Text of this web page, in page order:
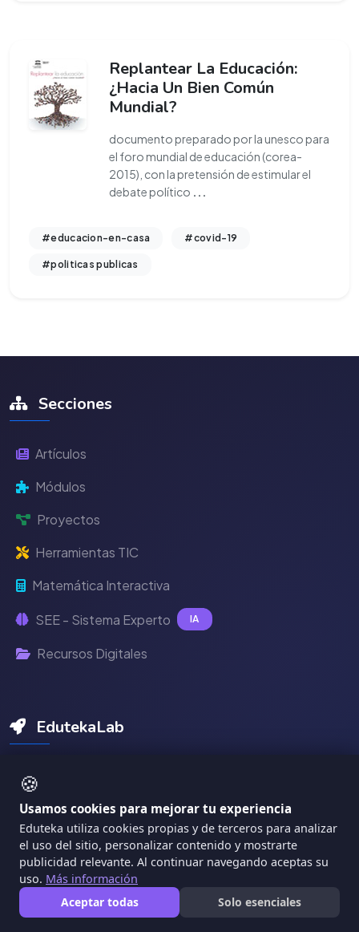
Replantear La Educación:
¿Hacia Un Bien Común
Mundial?
documento preparado por la unesco para
el foro mundial de educación (corea-
2015), con la pretensión de estimular el
debate político ...
#educacion-en-casa #covid-19
#politicas publicas
🍪
Usamos cookies para mejorar tu experiencia
Eduteka utiliza cookies propias y de terceros para analizar
el uso del sitio, personalizar contenido y mostrarte
publicidad relevante. Al continuar navegando aceptas su
uso. Más información
Aceptar todas
Solo esenciales
Secciones
Artículos
Módulos
Proyectos
Herramientas TIC
Matemática Interactiva
SEE - Sistema Experto IA
Recursos Digitales
EdutekaLab
RubriK - Evaluación IA
Planeo - Diseño de Cursos
Gamificación IA
MÁTICA - Diagnóstico TIC